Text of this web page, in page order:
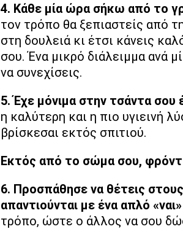
4. Κάθε μία ώρα σήκω από το
τον τρόπο θα ξεπιαστείς από
στη δουλειά κι έτσι κάνεις
σου. Ένα μικρό διάλειμμα ανά
να συνεχίσεις.
5. Έχε μόνιμα στην τσάντα
η καλύτερη και η πιο υγιεινή
βρίσκεσαι εκτός σπιτιού.
Εκτός από το σώμα σου,
6. Προσπάθησε να θέτεις
απαντιούνται με ένα απλό
τρόπο, ώστε ο άλλος να σου